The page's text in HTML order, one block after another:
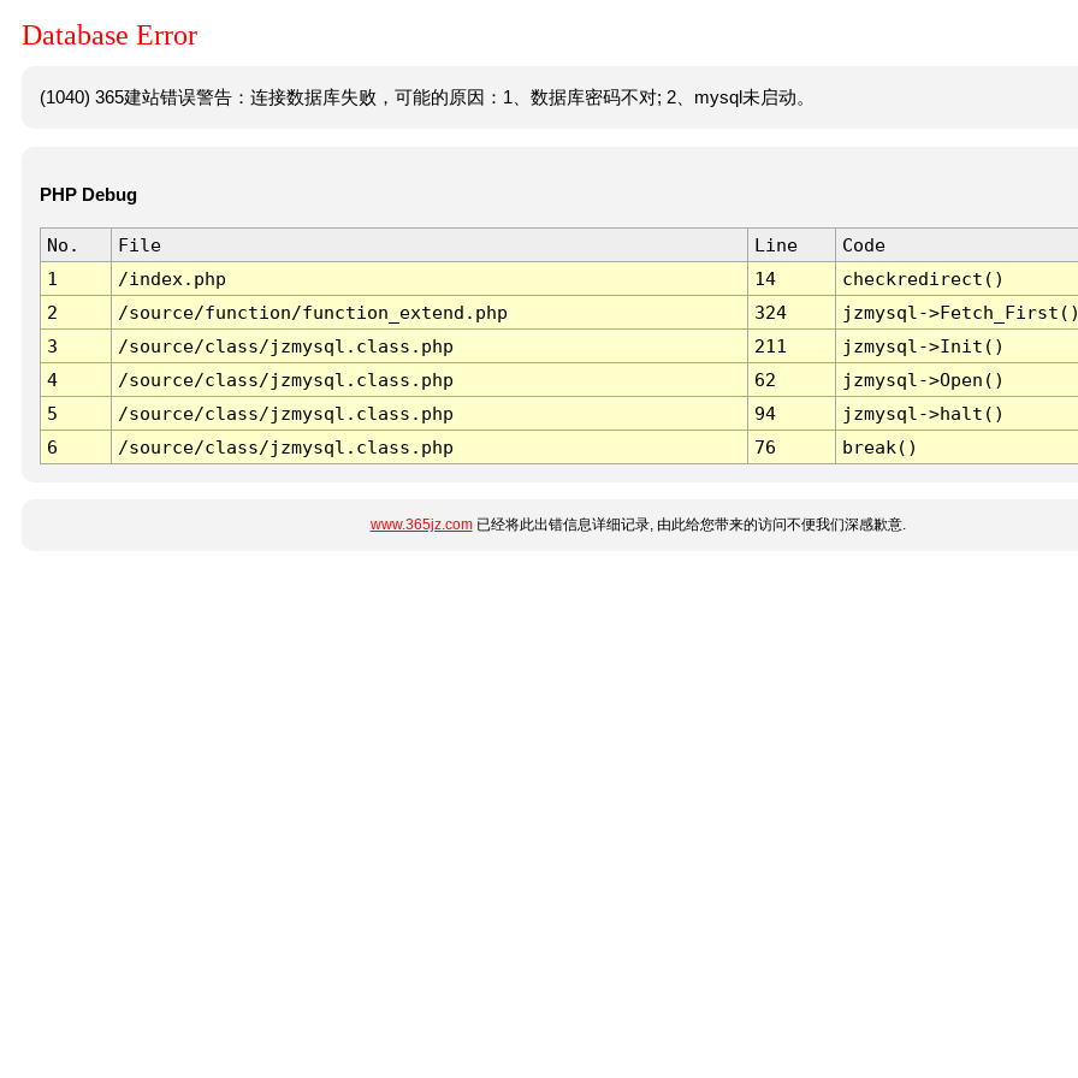
Database Error
(1040) 365建站错误警告：连接数据库失败，可能的原因：1、数据库密码不对; 2、mysql未启动。
PHP Debug
No. File Line
Code
1
/index.php 14
checkredirect()
2
/source/function/function_extend.php 324
jzmysql-
3
/source/class/jzmysql.class.php 211
jzmysql->Init()
4
/source/class/jzmysql.class.php 62
jzmysql->Open()
5
/source/class/jzmysql.class.php 94
jzmysql->halt()
6
/source/class/jzmysql.class.php 76 break()
www.365jz.com已经将此出错信息详细记录, 由此给您带来的访问不便我们深感歉意.